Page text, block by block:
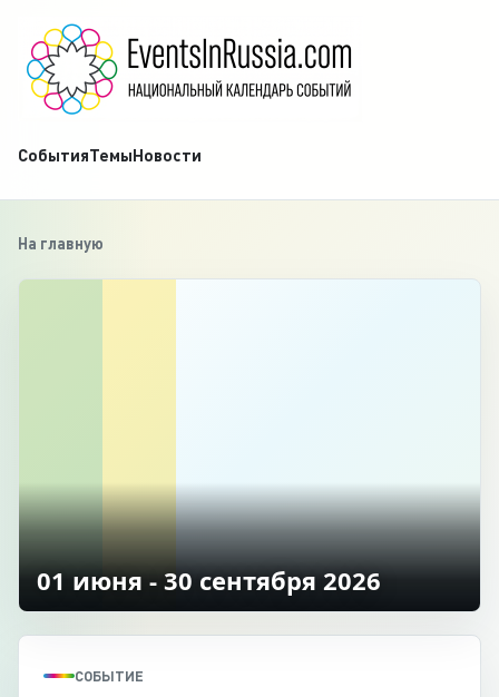
СобытияТемыНовости
На главную
01 июня - 30 сентября 2026
СОБЫТИЕ